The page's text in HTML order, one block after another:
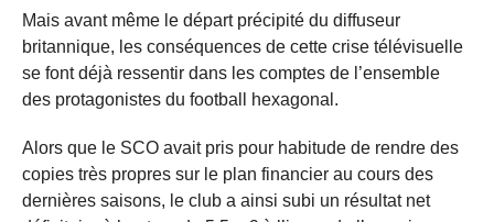
Mais avant même le départ précipité du diffuseur
britannique, les conséquences de cette crise télévisuelle
se font déjà ressentir dans les comptes de l’ensemble
des protagonistes du football hexagonal.
Alors que le SCO avait pris pour habitude de rendre des
copies très propres sur le plan financier au cours des
dernières saisons, le club a ainsi subi un résultat net